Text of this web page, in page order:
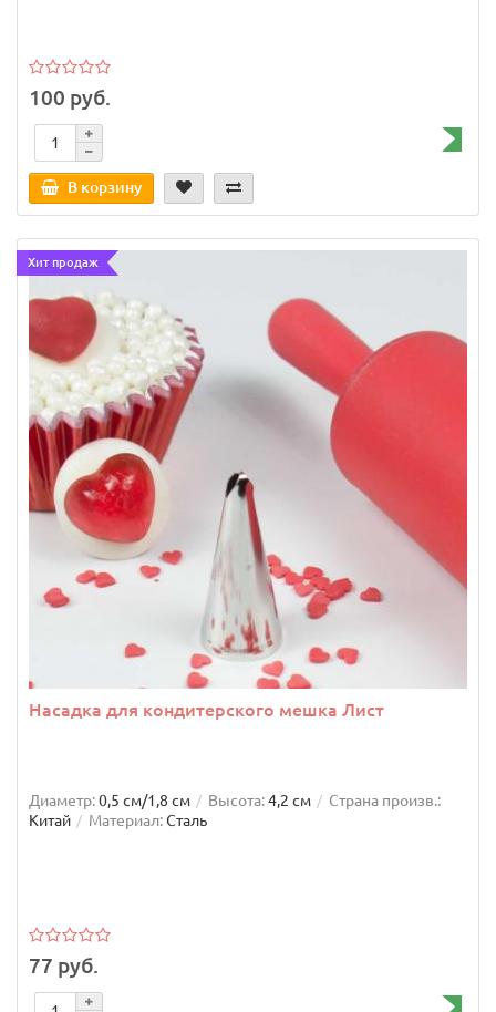
100 руб.
В корзину
Хит продаж
Насадка для кондитерского мешка Лист
Диаметр:0,5 см/1,8 см Высота:4,2 см
Страна произв.:
Китай
Материал:Сталь
77 руб.